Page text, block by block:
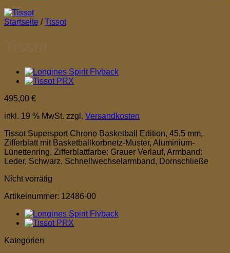
Startseite / Tissot
495,00 €
inkl. 19 % MwSt. zzgl. Versandkosten
Tissot Supersport Chrono Basketball Edition, 45,5 mm,
Zifferblatt mit Basketballkorbnetz-Muster, Aluminium-
Lünettenring, Zifferblattfarbe: Grauer Verlauf, Armband:
Leder, Schwarz, Schnellwechselarmband, Dornschließe
Nicht vorrätig
Artikelnummer: 12486-00
Kategorien